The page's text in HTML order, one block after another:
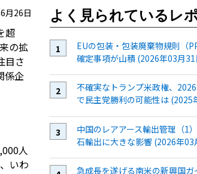
月26日
超
の拡
目さ
係企
人
いわ
よく見られているレ
EUの包装・包装廃棄物規則（
確定事項が山積 (2026年03月31
不確実なトランプ米政権、
で民主党勝利の可能性は (2025
中国のレアアース輸出管理（1
石輸出に大きな影響 (2026年03
急成長を遂げる南米の新興国ガ